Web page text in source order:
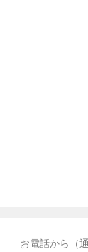
お電話から（